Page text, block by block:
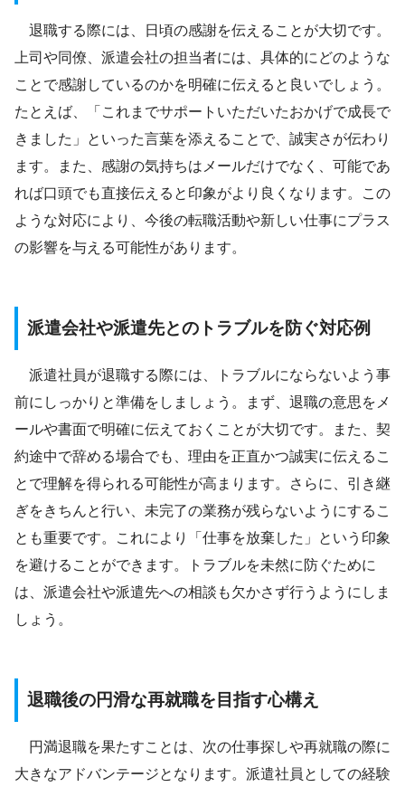
退職する際には、日頃の感謝を伝えることが大切です。
上司や同僚、派遣会社の担当者には、具体的にどのような
ことで感謝しているのかを明確に伝えると良いでしょう。
たとえば、「これまでサポートいただいたおかげで成長で
きました」といった言葉を添えることで、誠実さが伝わり
ます。また、感謝の気持ちはメールだけでなく、可能であ
れば口頭でも直接伝えると印象がより良くなります。この
ような対応により、今後の転職活動や新しい仕事にプラス
の影響を与える可能性があります。
派遣会社や派遣先とのトラブルを防ぐ対応例
派遣社員が退職する際には、トラブルにならないよう事
前にしっかりと準備をしましょう。まず、退職の意思をメ
ールや書面で明確に伝えておくことが大切です。また、契
約途中で辞める場合でも、理由を正直かつ誠実に伝えるこ
とで理解を得られる可能性が高まります。さらに、引き継
ぎをきちんと行い、未完了の業務が残らないようにするこ
とも重要です。これにより「仕事を放棄した」という印象
を避けることができます。トラブルを未然に防ぐために
は、派遣会社や派遣先への相談も欠かさず行うようにしま
しょう。
退職後の円滑な再就職を目指す心構え
円満退職を果たすことは、次の仕事探しや再就職の際に
大きなアドバンテージとなります。派遣社員としての経験